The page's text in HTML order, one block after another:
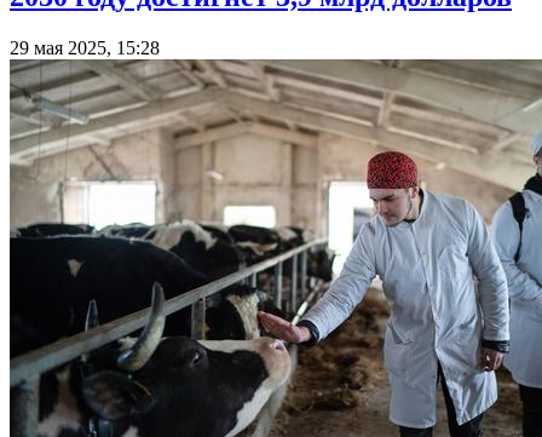
29 мая 2025, 15:28